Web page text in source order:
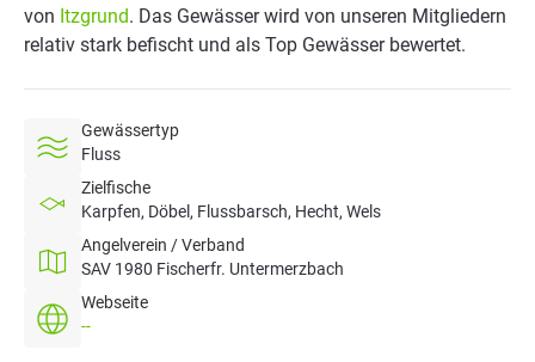
von Itzgrund. Das Gewässer wird von unseren Mitgliedern
relativ stark befischt und als Top Gewässer bewertet.
Gewässertyp
Fluss
Zielfische
Karpfen, Döbel, Flussbarsch, Hecht, Wels
Angelverein / Verband
SAV 1980 Fischerfr. Untermerzbach
Webseite
--